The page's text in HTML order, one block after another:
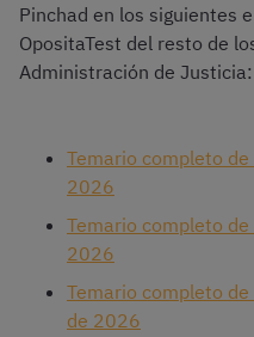
Pinchad en los siguientes
OpositaTest del resto de
Administración de Justicia:
Temario completo
2026
Temario completo
2026
Temario completo
de 2026